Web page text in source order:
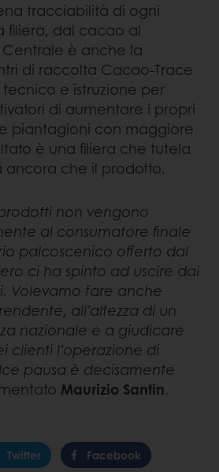
tracciabilità di ogni
filiera, dal cacao al
è anche la
di raccolta Cacao-Trace
e istruzione per
di aumentare i propri
piantagioni con maggiore
è una filiera che tutela
ancora che il prodotto.
non vengono
al consumatore finale
palcoscenico offerto dal
ci ha spinto ad uscire dai
Volevamo fare anche
all’altezza di un
nazionale e a giudicare
clienti l’operazione di
pausa è decisamente
Maurizio Santin.
Twitter Facebook